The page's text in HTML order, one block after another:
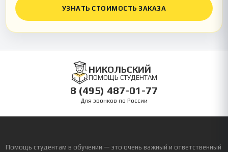
УЗНАТЬ СТОИМОСТЬ ЗАКАЗА
НИКОЛЬСКИЙ
ПОМОЩЬ СТУДЕНТАМ
8 (495) 487-01-77
Для звонков по России
Помощь студентам в обучении — это очень важный и ответственный